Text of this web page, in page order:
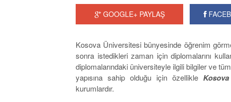
GOOGLE+ PAYLAŞ
Kosova Üniversitesi bünyesinde öğrenim
sonra istedikleri zaman için diplomalarını
diplomalarındaki üniversiteyle ilgili bilgiler ve
yapısına sahip olduğu için özellikle
kurumlardır.